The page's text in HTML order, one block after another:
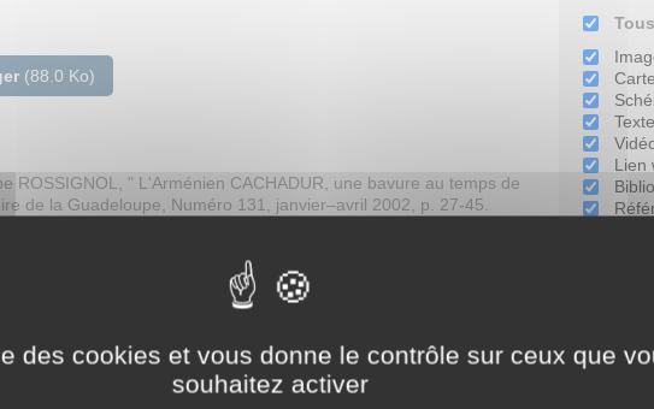
(88.0 Ko)
ROSSIGNOL, " L'Arménien CACHADUR, une bavure au temps de
de la Guadeloupe, Numéro 131, janvier–avril 2002, p. 27-45.
Arménienne
arménienne (depuis 1742)
Carte
Texte
Lien
des cookies et vous donne le contrôle sur ceux que
souhaitez activer